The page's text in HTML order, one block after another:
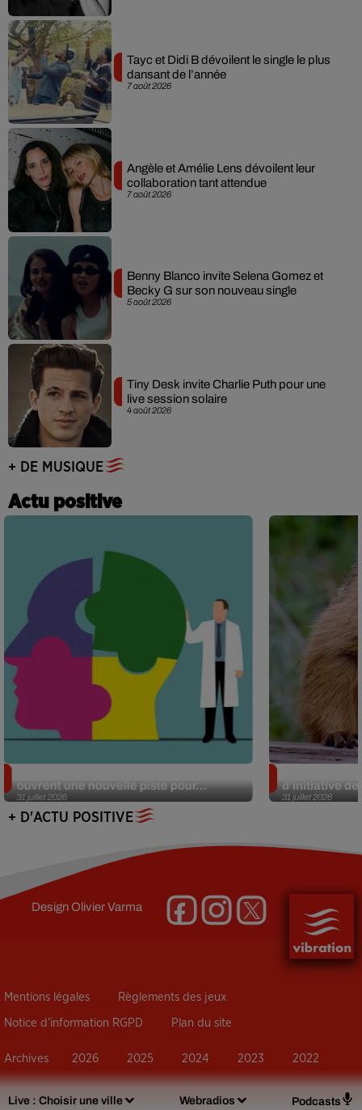
Live : Choisir une ville Webradios Podcasts
7 août 2026
Tayc et Didi B dévoilent le single le plus
dansant de l’année
7 août 2026
Angèle et Amélie Lens dévoilent leur
collaboration tant attendue
5 août 2026
Benny Blanco invite Selena Gomez et
Becky G sur son nouveau single
4 août 2026
Tiny Desk invite Charlie Puth pour une
live session solaire
+ DE MUSIQUE
Actu positive
31 juillet 2026
ouvrent une nouvelle piste pour...
31 juillet 2026
d’initiative
+ D'ACTU POSITIVE
DesignOlivier Varma
Mentions légales Règlements des jeux
Notice d’information RGPD Plan du site
Archives 2026 2025 2024 2023 2022